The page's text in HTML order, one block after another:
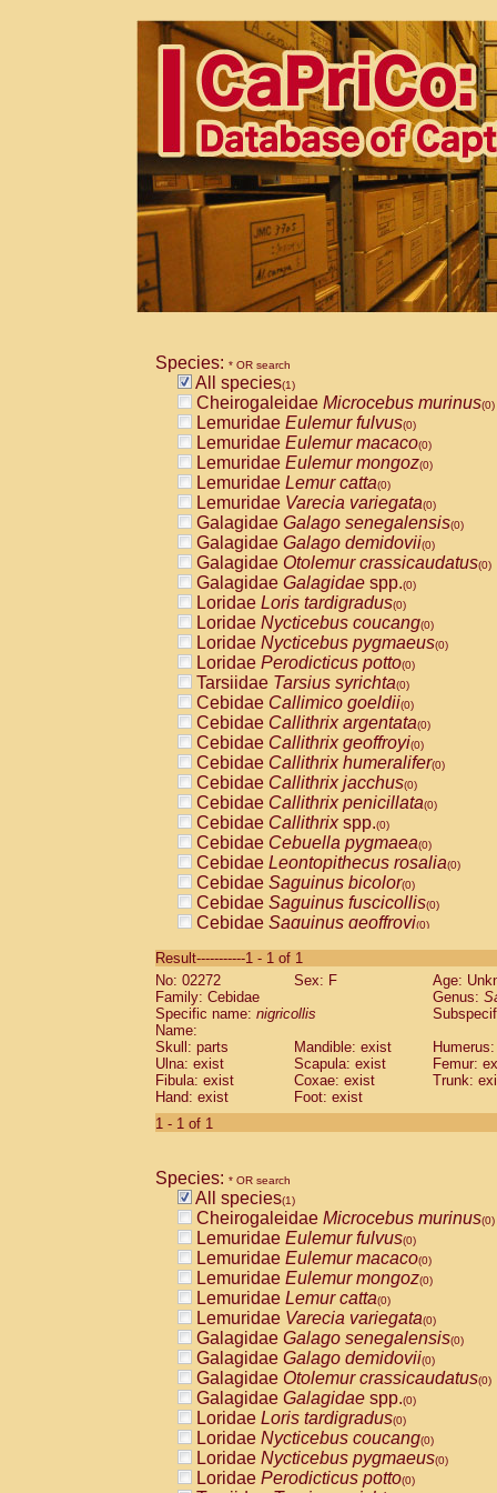
Species: * OR search
All species(1)
Cheirogaleidae Microcebus murinus(0)
Lemuridae Eulemur fulvus(0)
Lemuridae Eulemur macaco(0)
Lemuridae Eulemur mongoz(0)
Lemuridae Lemur catta(0)
Lemuridae Varecia variegata(0)
Galagidae Galago senegalensis(0)
Galagidae Galago demidovii(0)
Galagidae Otolemur crassicaudatus(0)
Galagidae Galagidae spp.(0)
Loridae Loris tardigradus(0)
Loridae Nycticebus coucang(0)
Loridae Nycticebus pygmaeus(0)
Loridae Perodicticus potto(0)
Tarsiidae Tarsius syrichta(0)
Cebidae Callimico goeldii(0)
Cebidae Callithrix argentata(0)
Cebidae Callithrix geoffroyi(0)
Cebidae Callithrix humeralifer(0)
Cebidae Callithrix jacchus(0)
Cebidae Callithrix penicillata(0)
Cebidae Callithrixspp.(0)
Cebidae Cebuella pygmaea(0)
Cebidae Leontopithecus rosalia(0)
Cebidae Saguinus bicolor(0)
Cebidae Saguinus fuscicollis(0)
Cebidae Saguinus geoffroyi(0)
CebidaeSaguinus labiatus(0)
Cebidae Saguinus leucopus (0)
Cebidae
CebidaeSaguinus mystax
Cebidae Saguinus nigricollis (1)
Cebidae Saguinus oedipus
Cebidae Saguinus weddelli
Cebidae Saguinusspp.
Cebidae
CebidaeCebus capucinus
CebidaeCebus nigrivittatus
CebidaeCebus spp.(0)
CebidaeSaimiri boliviensis(0)
CebidaeSaimiri sciureus(0)
AtelidaeAlouatta caraya(0)
AtelidaeAlouatta fusca(0)
AtelidaeAlouatta seniculus(0)
AtelidaeAlouattaspp.(0)
AtelidaeAteles belzebuth(0)
AtelidaeAteles geoffroyi(0)
AtelidaeAteles paniscus(0)
AtelidaeAtelesspp.(0)
AtelidaeLagothrix lagothricha(0)
AtelidaeLagothrix lagothricha cana
PitheciidaeCacajao calvus
Result-----------1 - 1 of 1
No: 02272
Sex: F
Age:
Family: Cebidae
Genus:
Specific name: nigricollis
Name:
Skull: parts
Mandible: exist
Ulna: exist
Scapula: exist
Femur:
Fibula: exist
Coxae: exist
Trunk:
Hand: exist
Foot: exist
1 - 1 of 1
Species: * OR search
All species(1)
Cheirogaleidae Microcebus murinus(0)
Lemuridae Eulemur fulvus(0)
Lemuridae Eulemur macaco(0)
Lemuridae Eulemur mongoz(0)
Lemuridae Lemur catta(0)
Lemuridae Varecia variegata(0)
Galagidae Galago senegalensis(0)
Galagidae Galago demidovii(0)
Galagidae Otolemur crassicaudatus(0)
Galagidae Galagidae spp.(0)
Loridae Loris tardigradus(0)
Loridae Nycticebus coucang(0)
Loridae Nycticebus pygmaeus(0)
Loridae Perodicticus potto(0)